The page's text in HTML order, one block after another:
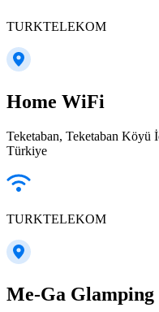
TURKTELEKOM
Home WiFi
Teketaban, Teketaban Köyü
Türkiye
TURKTELEKOM
Me-Ga Glamping